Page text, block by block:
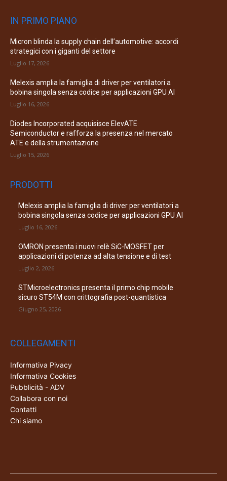
IN PRIMO PIANO
Micron blinda la supply chain dell’automotive: accordi
strategici con i giganti del settore
Luglio 17, 2026
Melexis amplia la famiglia di driver per ventilatori a
bobina singola senza codice per applicazioni GPU AI
Luglio 16, 2026
Diodes Incorporated acquisisce ElevATE
Semiconductor e rafforza la presenza nel mercato
ATE e della strumentazione
Luglio 15, 2026
PRODOTTI
Melexis amplia la famiglia di driver per ventilatori a
bobina singola senza codice per applicazioni GPU AI
Luglio 16, 2026
OMRON presenta i nuovi relè SiC-MOSFET per
applicazioni di potenza ad alta tensione e di test
Luglio 2, 2026
STMicroelectronics presenta il primo chip mobile
sicuro ST54M con crittografia post-quantistica
Giugno 25, 2026
COLLEGAMENTI
Informativa Pivacy
Informativa Cookies
Pubblicità - ADV
Collabora con noi
Contatti
Chi siamo